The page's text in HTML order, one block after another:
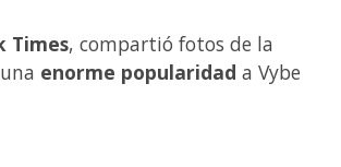
Times, compartió fotos de la
enorme popularidad a Vybe